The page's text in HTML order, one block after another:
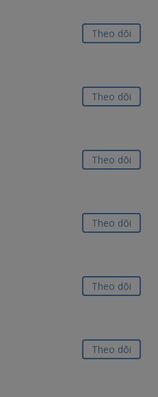
Theo dõi
Theo dõi
Theo dõi
Theo dõi
Theo dõi
Theo dõi